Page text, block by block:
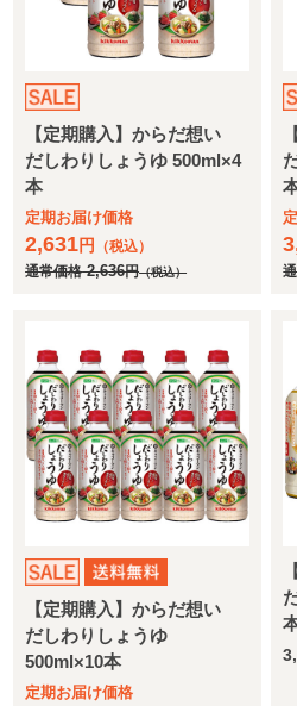
【定期購入】からだ想い
だしわりしょうゆ 500ml×4
本
定期お届け価格
2,631円 （税込）
通常価格2,636円（税込）
【定期購入】からだ想い
だしわりしょうゆ
500ml×10本
定期お届け価格